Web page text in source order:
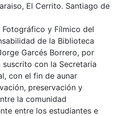
El Cerrito. Santiago de
y Fílmico del
de la Biblioteca
Garcés Borrero, por
con la Secretaria
con el fin de aunar
preservación y
la comunidad
entre los estudiantes e